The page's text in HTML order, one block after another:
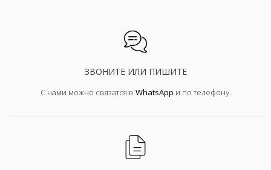
ЗВОНИТЕ ИЛИ ПИШИТЕ
С нами можно связатся в WhatsApp и по телефону.